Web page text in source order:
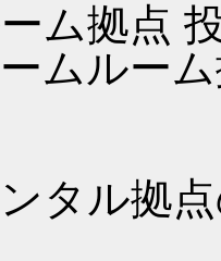
ーム拠点
ムルー
タル拠